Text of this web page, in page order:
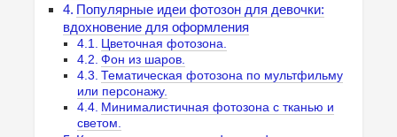
Популярные идеи фотозон для девочки:
вдохновение для оформления
Цветочная фотозона.
Фон из шаров.
Тематическая фотозона по мультфильму
или персонажу.
Минималистичная фотозона с тканью и
светом.